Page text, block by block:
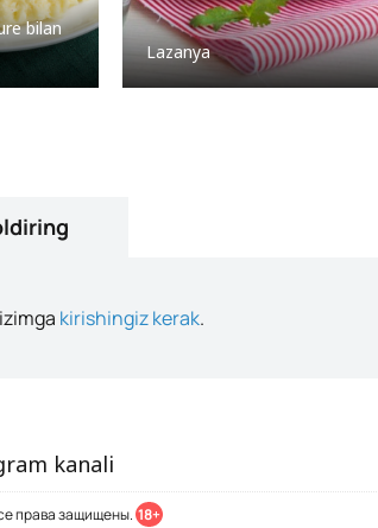
bilan
Lazanya
kirishingiz kerak.
kanali
права защищены. 18+